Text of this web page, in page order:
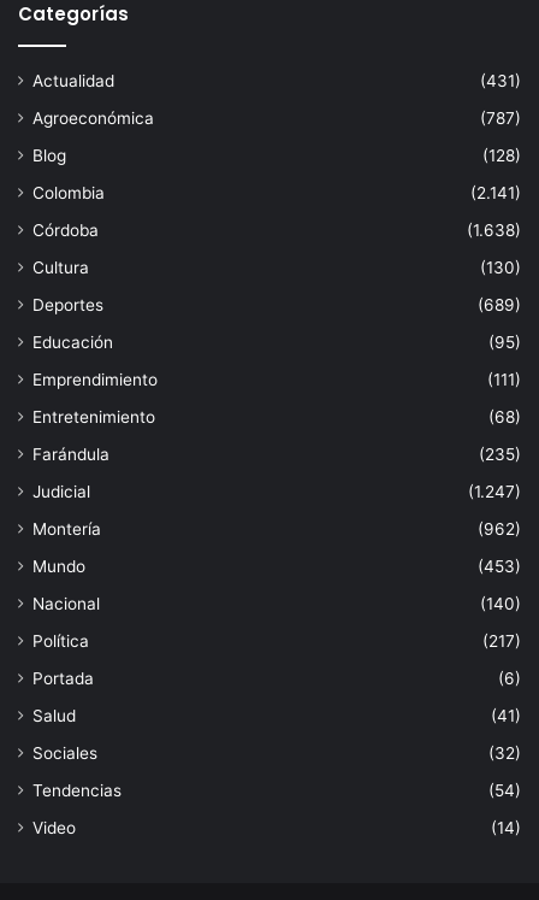
Categorías
Actualidad
(431)
Agroeconómica
(787)
Blog
(128)
Colombia
(2.141)
Córdoba
(1.638)
Cultura
(130)
Deportes
(689)
Educación
(95)
Emprendimiento
(111)
Entretenimiento
(68)
Farándula
(235)
Judicial
(1.247)
Montería
(962)
Mundo
(453)
Nacional
(140)
Política
(217)
Portada
(6)
Salud
(41)
Sociales
(32)
Tendencias
(54)
Video
(14)